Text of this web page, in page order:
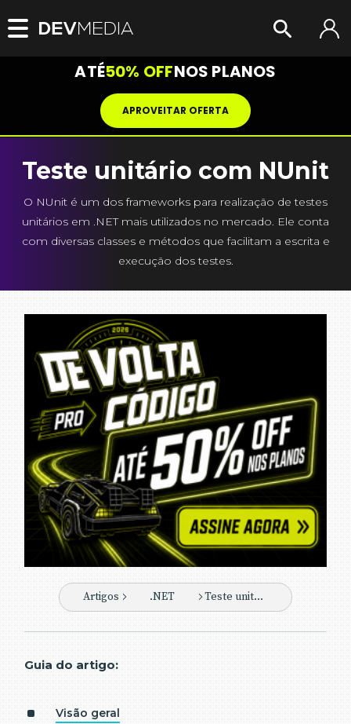
ATÉ50% OFFNOS PLANOS
APROVEITAR OFERTA
Teste unitário com NUnit
O NUnit é um dos frameworks para realização de testes
unitários em .NET mais utilizados no mercado. Ele conta
com diversas classes e métodos que facilitam a escrita e
execução dos testes.
Artigos .NET Teste unitário com NUnit
Guia do artigo:
Visão geral